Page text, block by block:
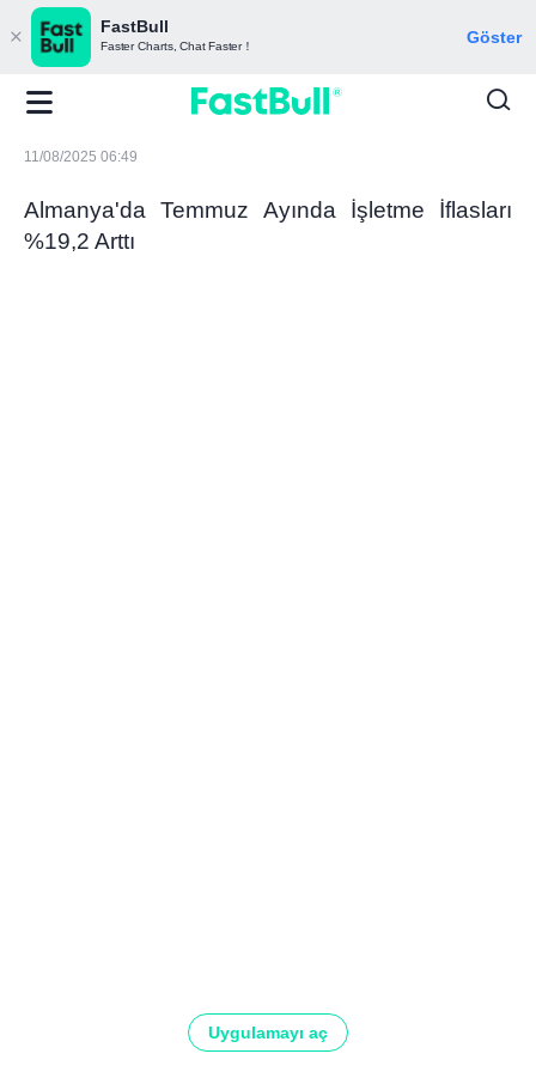
FastBull
Faster Charts, Chat Faster！ Göster
11/08/2025 06:49
Almanya'da Temmuz Ayında İşletme İflasları
%19,2 Arttı
Uygulamayı aç